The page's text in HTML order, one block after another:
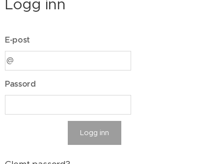
Logg inn
E-post
Passord
Logg inn